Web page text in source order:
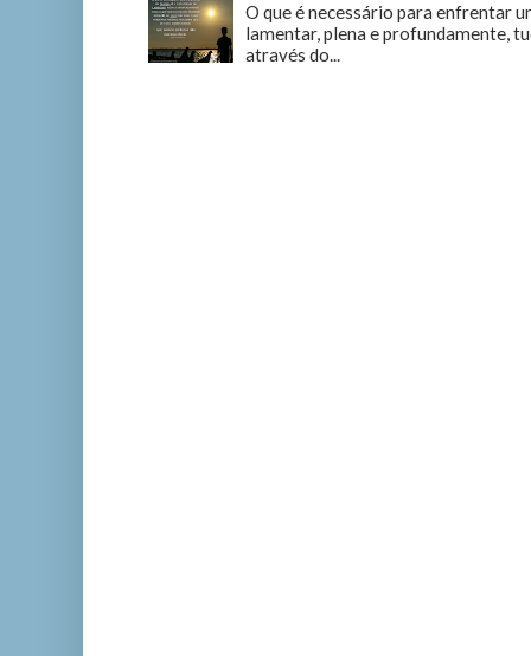
O que é necessário para enfrentar
lamentar, plena e profundamente,
através do...